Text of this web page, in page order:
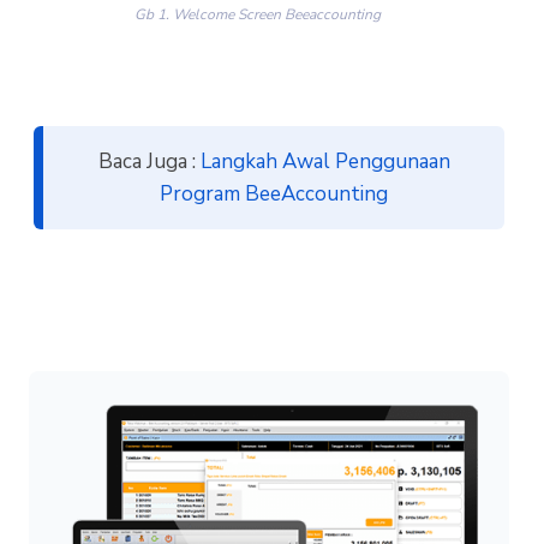
Gb 1. Welcome Screen Beeaccounting
Baca Juga : Langkah Awal Penggunaan
Program BeeAccounting